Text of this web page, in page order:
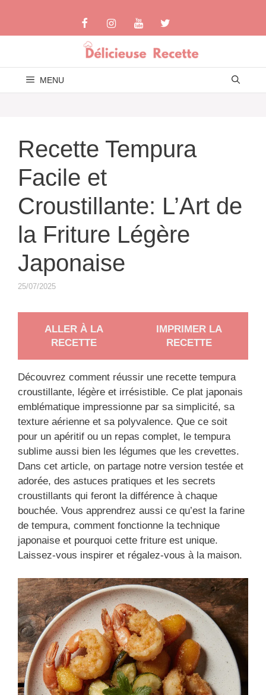
contenu
MENU
Recette Tempura
Facile et
Croustillante: L’Art de
la Friture Légère
Japonaise
25/07/2025
ALLER À LA
RECETTE
IMPRIMER LA
RECETTE
Découvrez comment réussir une recette tempura
croustillante, légère et irrésistible. Ce plat japonais
emblématique impressionne par sa simplicité, sa
texture aérienne et sa polyvalence. Que ce soit
pour un apéritif ou un repas complet, le tempura
sublime aussi bien les légumes que les crevettes.
Dans cet article, on partage notre version testée et
adorée, des astuces pratiques et les secrets
croustillants qui feront la différence à chaque
bouchée. Vous apprendrez aussi ce qu’est la farine
de tempura, comment fonctionne la technique
japonaise et pourquoi cette friture est unique.
Laissez-vous inspirer et régalez-vous à la maison.